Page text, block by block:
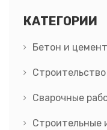
КАТЕГОРИИ
Бетон и цемент
Сварочные
Строительные